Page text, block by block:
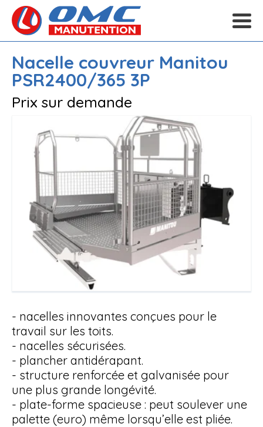
Nacelle couvreur Manitou
PSR2400/365 3P
Prix sur demande
- nacelles innovantes conçues pour le
travail sur les toits.
- nacelles sécurisées.
- plancher antidérapant.
- structure renforcée et galvanisée pour
une plus grande longévité.
- plate-forme spacieuse : peut soulever une
palette (euro) même lorsqu’elle est pliée.